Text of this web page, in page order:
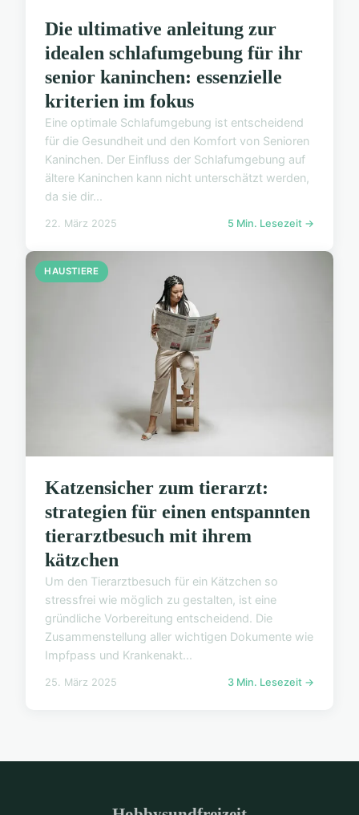
Die ultimative anleitung zur
idealen schlafumgebung für ihr
senior kaninchen: essenzielle
kriterien im fokus
Eine optimale Schlafumgebung ist entscheidend
für die Gesundheit und den Komfort von Senioren
Kaninchen. Der Einfluss der Schlafumgebung auf
ältere Kaninchen kann nicht unterschätzt werden,
da sie dir...
22. März 2025 5 Min. Lesezeit →
HAUSTIERE
Katzensicher zum tierarzt:
strategien für einen entspannten
tierarztbesuch mit ihrem
kätzchen
Um den Tierarztbesuch für ein Kätzchen so
stressfrei wie möglich zu gestalten, ist eine
gründliche Vorbereitung entscheidend. Die
Zusammenstellung aller wichtigen Dokumente wie
Impfpass und Krankenakt...
25. März 2025 3 Min. Lesezeit →